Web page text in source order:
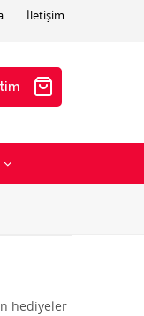
İletişim
hediyeler